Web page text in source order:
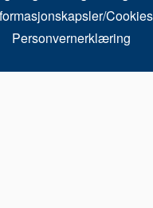
Cookies
Personvernerklæring